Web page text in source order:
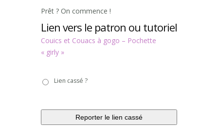
Prêt ? On commence !
Lien vers le patron ou tutoriel
Couics et Couacs à gogo – Pochette
« girly »
casséLien cassé ?